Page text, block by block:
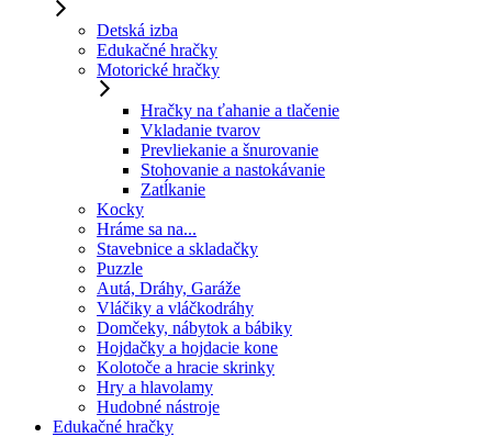
Detská izba
Edukačné hračky
Motorické hračky
Hračky na ťahanie a tlačenie
Vkladanie tvarov
Prevliekanie a šnurovanie
Stohovanie a nastokávanie
Zatĺkanie
Kocky
Hráme sa na...
Stavebnice a skladačky
Puzzle
Autá, Dráhy, Garáže
Vláčiky a vláčkodráhy
Domčeky, nábytok a bábiky
Hojdačky a hojdacie kone
Kolotoče a hracie skrinky
Hry a hlavolamy
Hudobné nástroje
Edukačné hračky